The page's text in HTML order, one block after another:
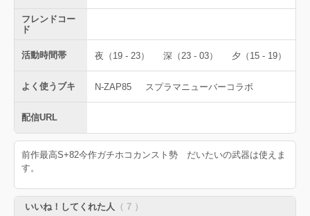
フレンドコー
ド
活動時間帯 夜（19 - 23） 深（23 - 03） 夕（15 - 19）
よく使うブキ N-ZAP85 スプラマニューバーコラボ
配信URL
前作最高S+82今作ガチホコカンスト勢 だいたいの武器は使えま
す。
いいね！してくれた人 （ 7 ）